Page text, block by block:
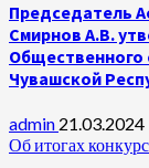
Председатель
Смирнов А.В.
Общественного
Чувашской
admin 21.03.2024
Об итогах